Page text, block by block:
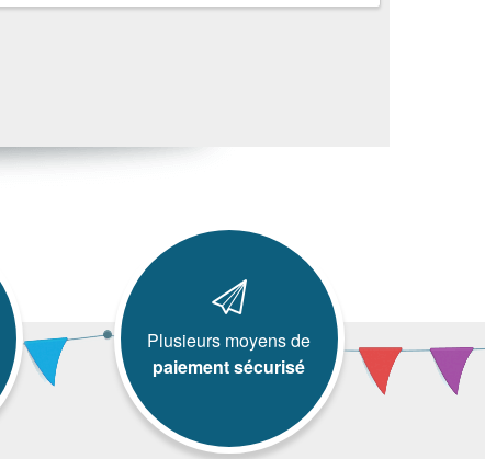
Plusieurs moyens de
paiement sécurisé